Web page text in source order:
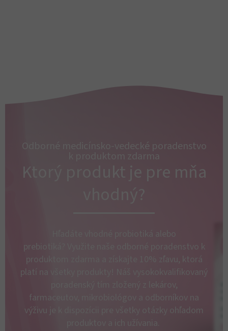
Odborné medicínsko-vedecké poradenstvo
k produktom zdarma​
Ktorý produkt je pre mňa
prebiotiká?
Využite naše odborné poradenstvo k
produktom zdarma a získajte 10% zľavu, ktorá
platí na všetky produkty! Náš vysokokvalifikovaný
farmaceutov,
odborníkov na
výživu
je k dispozícii pre všetky otázky ohľadom
produktov a ich užívania.